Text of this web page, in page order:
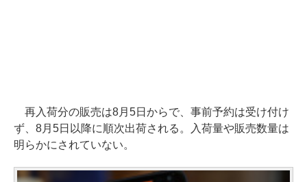
再入荷分の販売は8月5日からで、事前予約は受け付け
ず、8月5日以降に順次出荷される。入荷量や販売数量は
明らかにされていない。